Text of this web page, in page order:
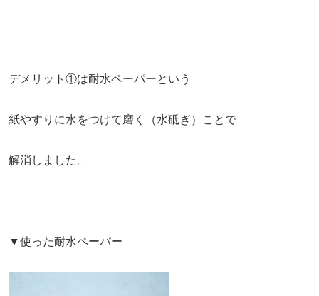
デメリット①は耐水ペーパーという
紙やすりに水をつけて磨く（水砥ぎ）ことで
解消しました。
▼使った耐水ペーパー